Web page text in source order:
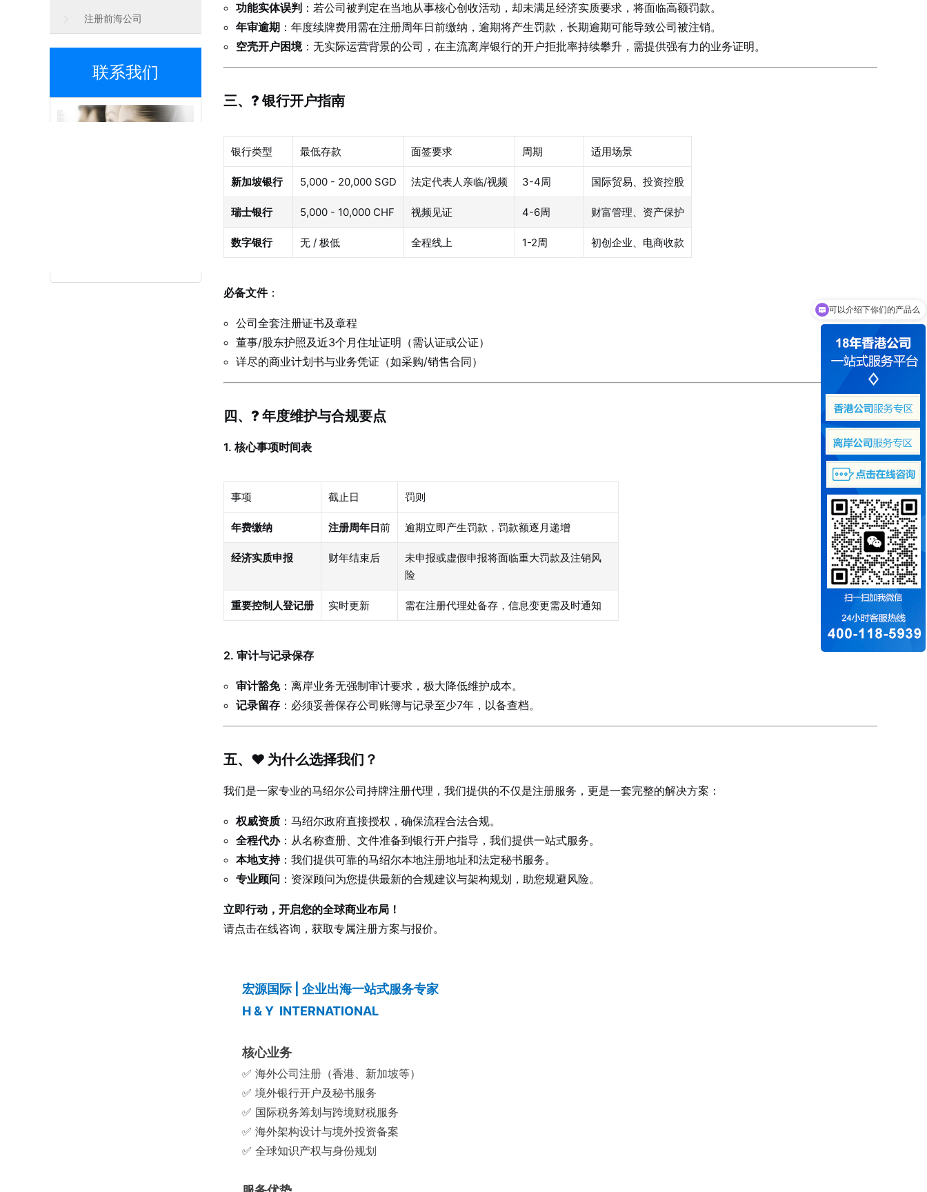
注册前海公司
联系我们
功能实体误判 ：若公司被判定在当地从事核心创收活动，却未满足经济实质要求，将面临高额罚款。
年审逾期 ：年度续牌费用需在注册周年日前缴纳，逾期将产生罚款，长期逾期可能导致公司被注销。
空壳开户困境：无实际运营背景的公司，在主流离岸银行的开户拒批率持续攀升，需提供强有力的业务证明。
三、? 银行开户指南
银行类型 最低存款 面签要求 周期 适用场景
新加坡银行 5,000 - 20,000 SGD 法定代表人亲临/视频 3-4周 国际贸易、投资控股
瑞士银行 5,000 - 10,000 CHF 视频见证 4-6周 财富管理、资产保护
数字银行 无 / 极低 全程线上 1-2周 初创企业、电商收款
必备文件：
公司全套注册证书及章程
董事/股东护照及近3个月住址证明（需认证或公证）
详尽的商业计划书与业务凭证（如采购/销售合同）
四、? 年度维护与合规要点
1. 核心事项时间表
事项 截止日 罚则
年费缴纳 注册周年日前 逾期立即产生罚款，罚款额逐月递增
经济实质申报 财年结束后
未申报或虚假申报将面临重大罚款及注销风
险
重要控制人登记册 实时更新 需在注册代理处备存，信息变更需及时通知
2. 审计与记录保存
审计豁免：离岸业务无强制审计要求，极大降低维护成本。
记录留存 ：必须妥善保存公司账簿与记录至少7年，以备查档。
五、❤️ 为什么选择我们？
我们是一家专业的马绍尔公司持牌注册代理，我们提供的不仅是注册服务，更是一套完整的解决方案：
权威资质 ：马绍尔政府直接授权，确保流程合法合规。
全程代办：从名称查册、文件准备到银行开户指导，我们提供一站式服务。
本地支持：我们提供可靠的马绍尔本地注册地址和法定秘书服务。
专业顾问 ：资深顾问为您提供最新的合规建议与架构规划，助您规避风险。
立即行动，开启您的全球商业布局！
请点击在线咨询，获取专属注册方案与报价。
宏源国际 | 企业出海一站式服务专家
H & Y INTERNATIONAL
核心业务
✅ 海外公司注册（香港、新加坡等）
✅ 境外银行开户及秘书服务
✅ 国际税务筹划与跨境财税服务
✅ 海外架构设计与境外投资备案
✅ 全球知识产权与身份规划
你们是怎么收费的呢